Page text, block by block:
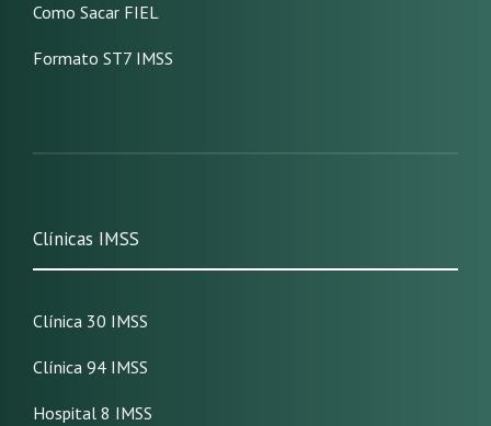
Como Sacar FIEL
Formato ST7 IMSS
Clínicas IMSS
Clínica 30 IMSS
Clínica 94 IMSS
Hospital 8 IMSS